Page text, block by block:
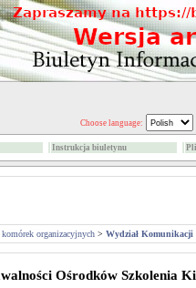
Choose language:
Instrukcja biuletynu
organizacyjnych > Wydział Komunikacji
Ośrodków Szkolenia